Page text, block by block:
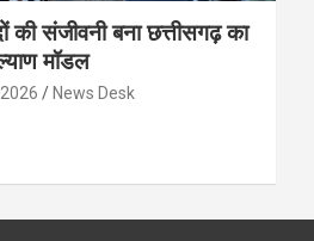
की संजीवनी बना छत्तीसगढ़ का
मॉडल
News Desk